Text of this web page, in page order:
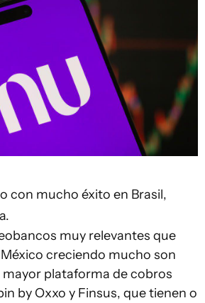
con mucho éxito en Brasil,
muy relevantes que
creciendo mucho son
plataforma de cobros
by Oxxo y Finsus, que tienen o